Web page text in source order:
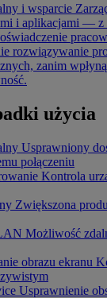
i wsparcie
i aplikacjami — z
rozwiązywanie
zanim
użycia
Usprawniony
połączeniu
Kontrola
Zwiększona
Możliwość
obrazu ekranu
Usprawnienie